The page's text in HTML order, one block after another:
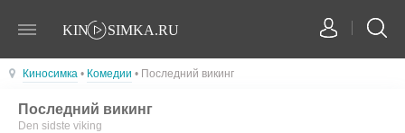
Киносимка • Комедии • Последний викинг
Последний викинг
Den sidste viking